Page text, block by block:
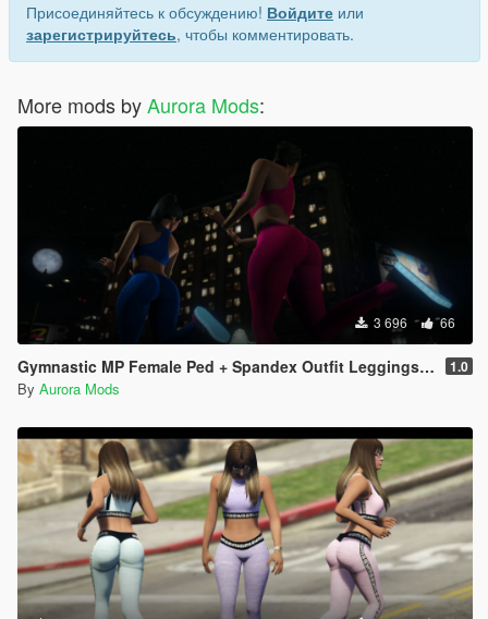
Присоединяйтесь к обсуждению! Войдите или
зарегистрируйтесь, чтобы комментировать.
More mods byAurora Mods:
3 696 66
Gymnastic MP Female Ped + Spandex Outfit Leggings & Top Full Body Mod 1.0
By Aurora Mods